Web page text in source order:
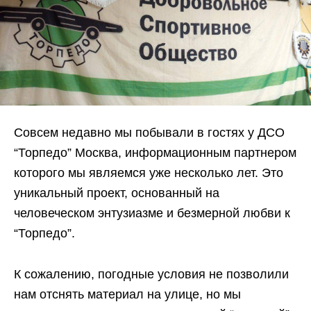
Совсем недавно мы побывали в гостях у ДСО
“Торпедо” Москва, информационным партнером
которого мы являемся уже несколько лет. Это
уникальный проект, основанный на
человеческом энтузиазме и безмерной любви к
“Торпедо”.
К сожалению, погодные условия не позволили
нам отснять материал на улице, но мы